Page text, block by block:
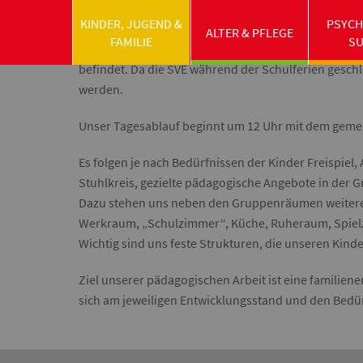
Kleingruppen oder einzeln zuständig sind bzw. als
Am Vormittag besuchen „unsere“ Kinder die SVE
befindet. Da die SVE während der Schulferien
werden.
Unser Tagesablauf beginnt um 12 Uhr mit dem
Es folgen je nach Bedürfnissen der Kinder
Stuhlkreis, gezielte pädagogische Angebote in der
Dazu stehen uns neben den Gruppenräumen
Werkraum, „Schulzimmer“, Küche, Ruheraum,
Wichtig sind uns feste Strukturen, die unseren
Ziel unserer pädagogischen Arbeit ist eine
sich am jeweiligen Entwicklungsstand und den
KINDER, JUGEND &
FAMILIE
ALTER & PFLEGE